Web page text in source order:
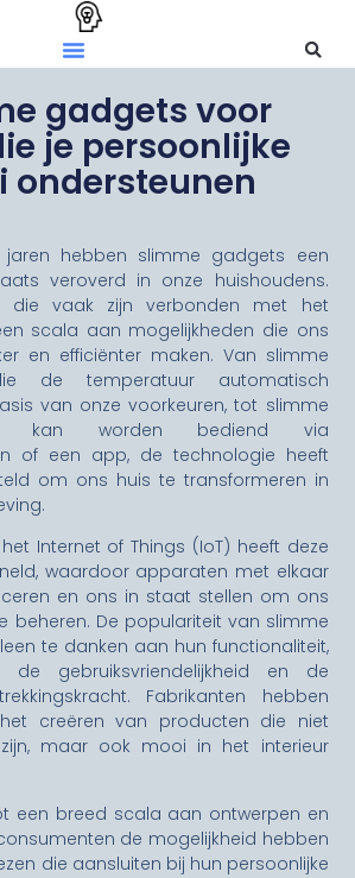
gadgets voor
je persoonlijke
ondersteunen
hebben slimme gadgets een
veroverd in onze huishoudens.
die vaak zijn verbonden met het
scala aan mogelijkheden die ons
en efficiënter maken. Van slimme
de temperatuur automatisch
van onze voorkeuren, tot slimme
kan worden bediend via
of een app, de technologie heeft
om ons huis te transformeren in
Internet of Things (IoT) heeft deze
waardoor apparaten met elkaar
en ons in staat stellen om ons
beheren. De populariteit van slimme
te danken aan hun functionaliteit,
gebruiksvriendelijkheid en de
Fabrikanten hebben
creëren van producten die niet
maar ook mooi in het interieur
een breed scala aan ontwerpen en
de mogelijkheid hebben
die aansluiten bij hun persoonlijke